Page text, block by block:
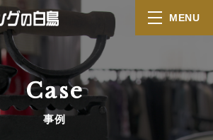
MENU
Case
事例